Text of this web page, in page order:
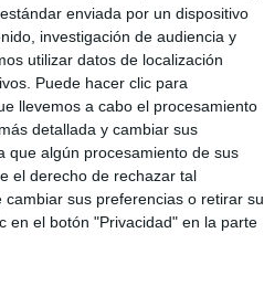
enviada por un dispositivo
investigación de audiencia y
utilizar datos de localización
Puede hacer clic para
llevemos a cabo el procesamiento
detallada y cambiar sus
que algún procesamiento de sus
el derecho de rechazar tal
sus preferencias o retirar su
en el botón "Privacidad" en la parte